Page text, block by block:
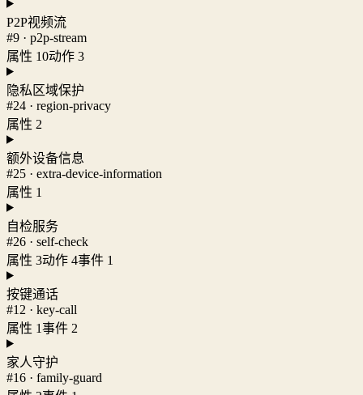
P2P视频流
#9 · p2p-stream
属性 10动作 3
隐私区域保护
#24 · region-privacy
属性 2
额外设备信息
#25 · extra-device-information
属性 1
自检服务
#26 · self-check
属性 3动作 4事件 1
按键通话
#12 · key-call
属性 1事件 2
家人守护
#16 · family-guard